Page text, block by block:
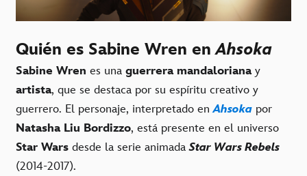
Quién es Sabine Wren enAhsoka
Sabine Wren es una guerrera mandalorianay
artista, que se destaca por su espíritu creativo y
guerrero. El personaje, interpretado enAhsoka por
Natasha Liu Bordizzo, está presente en el universo
Star Wars desde la serie animadaStar Wars Rebels
(2014-2017).